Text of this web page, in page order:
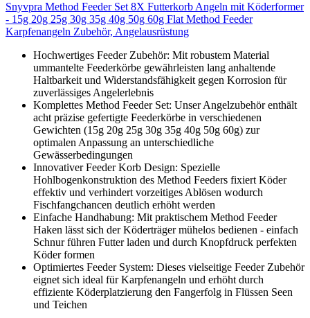
Snyvpra Method Feeder Set 8X Futterkorb Angeln mit Köderformer
- 15g 20g 25g 30g 35g 40g 50g 60g Flat Method Feeder
Karpfenangeln Zubehör, Angelausrüstung
Hochwertiges Feeder Zubehör: Mit robustem Material
ummantelte Feederkörbe gewährleisten lang anhaltende
Haltbarkeit und Widerstandsfähigkeit gegen Korrosion für
zuverlässiges Angelerlebnis
Komplettes Method Feeder Set: Unser Angelzubehör enthält
acht präzise gefertigte Feederkörbe in verschiedenen
Gewichten (15g 20g 25g 30g 35g 40g 50g 60g) zur
optimalen Anpassung an unterschiedliche
Gewässerbedingungen
Innovativer Feeder Korb Design: Spezielle
Hohlbogenkonstruktion des Method Feeders fixiert Köder
effektiv und verhindert vorzeitiges Ablösen wodurch
Fischfangchancen deutlich erhöht werden
Einfache Handhabung: Mit praktischem Method Feeder
Haken lässt sich der Köderträger mühelos bedienen - einfach
Schnur führen Futter laden und durch Knopfdruck perfekten
Köder formen
Optimiertes Feeder System: Dieses vielseitige Feeder Zubehör
eignet sich ideal für Karpfenangeln und erhöht durch
effiziente Köderplatzierung den Fangerfolg in Flüssen Seen
und Teichen